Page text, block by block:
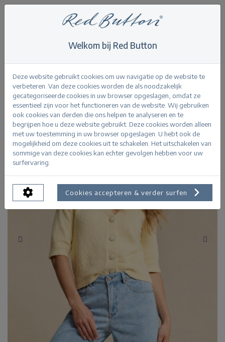
Butter yellow > Cardigan Popcorn
Terug
Welkom bij Red Button
Deze website gebruikt cookies om uw navigatie op de website te
verbeteren. Van deze cookies worden de als noodzakelijk
gecategoriseerde cookies in uw browser opgeslagen, omdat ze
essentieel zijn voor het functioneren van de website. Wij gebruiken
ook cookies van derden die ons helpen te analyseren en te
begrijpen hoe u deze website gebruikt. Deze cookies worden alleen
met uw toestemming in uw browser opgeslagen. U hebt ook de
mogelijkheid om deze cookies uit te schakelen. Het uitschakelen van
sommige van deze cookies kan echter gevolgen hebben voor uw
surfervaring.
Cookies accepteren & verder surfen